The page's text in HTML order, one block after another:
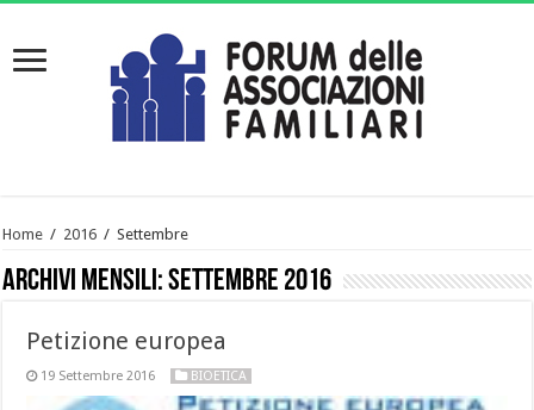
Home / 2016 / Settembre
Archivi mensili:Settembre 2016
Petizione europea
19 Settembre 2016 BIOETICA